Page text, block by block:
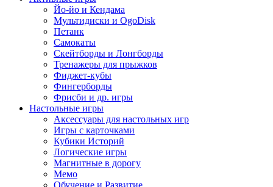
Йо-йо и Кендама
Мультидиски и OgoDisk
Петанк
Самокаты
Скейтборды и Лонгборды
Тренажеры для прыжков
Фиджет-кубы
Фингерборды
Фрисби и др. игры
Настольные игры
Аксессуары для настольных игр
Игры с карточками
Кубики Историй
Логические игры
Магнитные в дорогу
Мемо
Обучение и Развитие